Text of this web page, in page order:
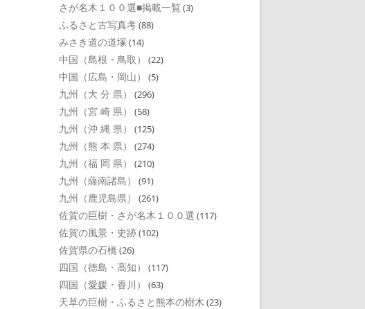
さが名木１００選■掲載一覧 (3)
ふるさと古写真考(88)
みさき道の道塚 (14)
中国（島根・鳥取） (22)
中国（広島・岡山） (5)
九州（大 分 県） (296)
九州（宮 崎 県） (58)
九州（沖 縄 県） (125)
九州（熊 本 県） (274)
九州（福 岡 県） (210)
九州（薩南諸島） (91)
九州（鹿児島県） (261)
佐賀の巨樹・さが名木１００選 (117)
佐賀の風景・史跡(102)
佐賀県の石橋 (26)
四国（徳島・高知） (117)
四国（愛媛・香川） (63)
天草の巨樹・ふるさと熊本の樹木 (23)